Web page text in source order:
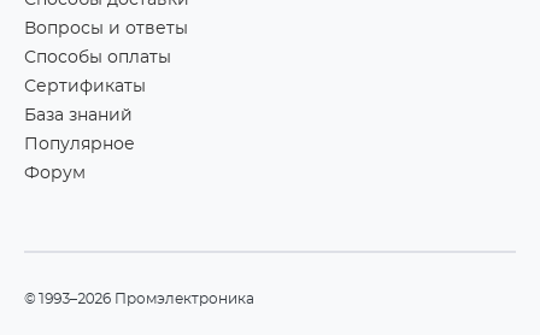
Вопросы и ответы
Способы оплаты
Сертификаты
База знаний
Популярное
Форум
©1993–2026 Промэлектроника